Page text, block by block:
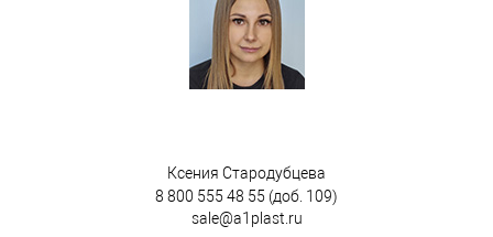
Ксения Стародубцева
8 800 555 48 55 (доб. 109)
sale@a1plast.ru